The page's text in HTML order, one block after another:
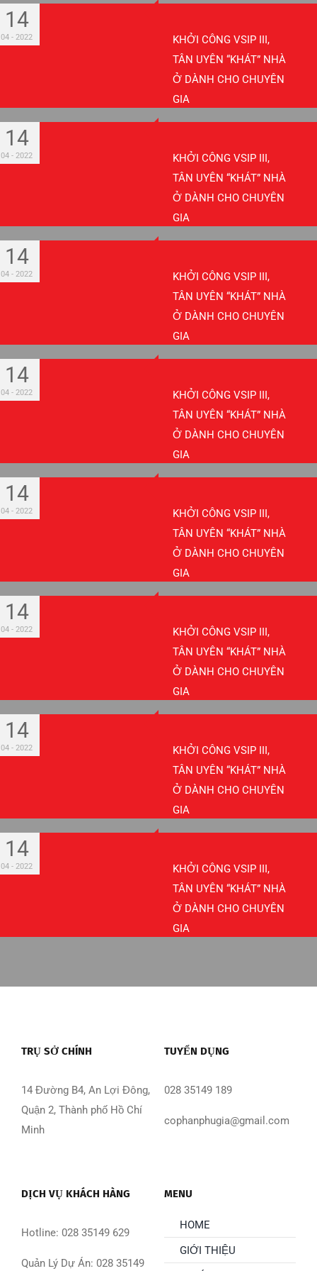
14
04 - 2022
KHỞI CÔNG VSIP III,
TÂN UYÊN “KHÁT” NHÀ
Ở DÀNH CHO CHUYÊN
GIA
14
04 - 2022
KHỞI CÔNG VSIP III,
TÂN UYÊN “KHÁT” NHÀ
Ở DÀNH CHO CHUYÊN
GIA
14
04 - 2022
KHỞI CÔNG VSIP III,
TÂN UYÊN “KHÁT” NHÀ
Ở DÀNH CHO CHUYÊN
GIA
14
04 - 2022
KHỞI CÔNG VSIP III,
TÂN UYÊN “KHÁT” NHÀ
Ở DÀNH CHO CHUYÊN
GIA
14
04 - 2022
KHỞI CÔNG VSIP III,
TÂN UYÊN “KHÁT” NHÀ
Ở DÀNH CHO CHUYÊN
GIA
14
04 - 2022
KHỞI CÔNG VSIP III,
TÂN UYÊN “KHÁT” NHÀ
Ở DÀNH CHO CHUYÊN
GIA
14
04 - 2022
KHỞI CÔNG VSIP III,
TÂN UYÊN “KHÁT” NHÀ
Ở DÀNH CHO CHUYÊN
GIA
14
04 - 2022
KHỞI CÔNG VSIP III,
TÂN UYÊN “KHÁT” NHÀ
Ở DÀNH CHO CHUYÊN
GIA
TRỤ SỞ CHÍNH
14 Đường B4, An Lợi Đông,
Quận 2, Thành phố Hồ Chí
Minh
TUYỂN DỤNG
028 35149 189
cophanphugia@gmail.com
DỊCH VỤ KHÁCH HÀNG
Hotline: 028 35149 629
Quản Lý Dự Án: 028 35149
MENU
HOME
GIỚI THIỆU